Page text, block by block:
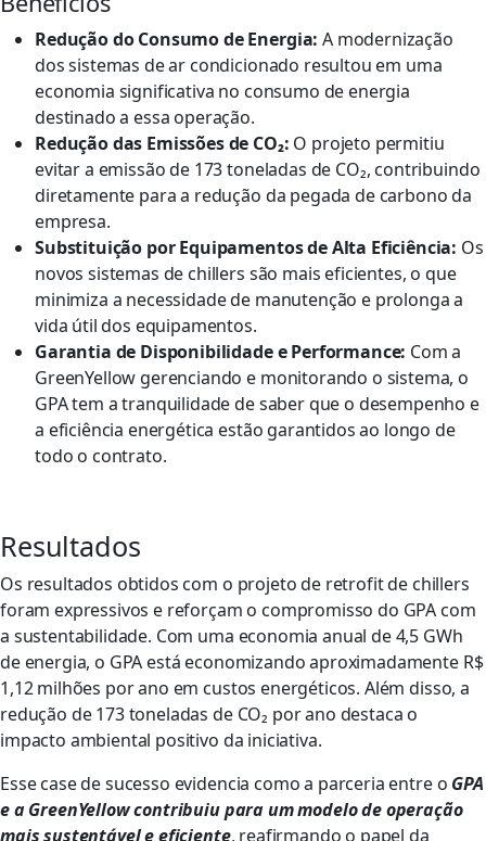
Redução do Consumo de Energia: A modernização
dos sistemas de ar condicionado resultou em uma
economia significativa no consumo de energia
destinado a essa operação.
Redução das Emissões de CO₂: O projeto permitiu
evitar a emissão de 173 toneladas de CO₂, contribuindo
diretamente para a redução da pegada de carbono da
empresa.
Substituição por Equipamentos de Alta Eficiência: Os
novos sistemas de chillers são mais eficientes, o que
minimiza a necessidade de manutenção e prolonga a
vida útil dos equipamentos.
Garantia de Disponibilidade e Performance: Com a
GreenYellow gerenciando e monitorando o sistema, o
GPA tem a tranquilidade de saber que o desempenho e
a eficiência energética estão garantidos ao longo de
todo o contrato.
Resultados
Os resultados obtidos com o projeto de retrofit de chillers
foram expressivos e reforçam o compromisso do GPA com
a sustentabilidade. Com uma economia anual de 4,5 GWh
de energia, o GPA está economizando aproximadamente R$
1,12 milhões por ano em custos energéticos. Além disso, a
redução de 173 toneladas de CO₂ por ano destaca o
impacto ambiental positivo da iniciativa.
Esse case de sucesso evidencia como a parceria entre o GPA
e a GreenYellow contribuiu para um modelo de operação
mais sustentável e eficiente, reafirmando o papel da